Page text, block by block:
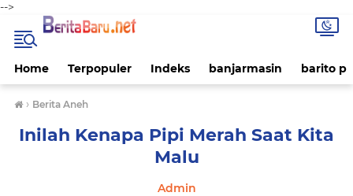
-->
Home Terpopuler Indeks banjarmasin barito
› Berita Aneh
Inilah Kenapa Pipi Merah Saat Kita
Malu
Admin